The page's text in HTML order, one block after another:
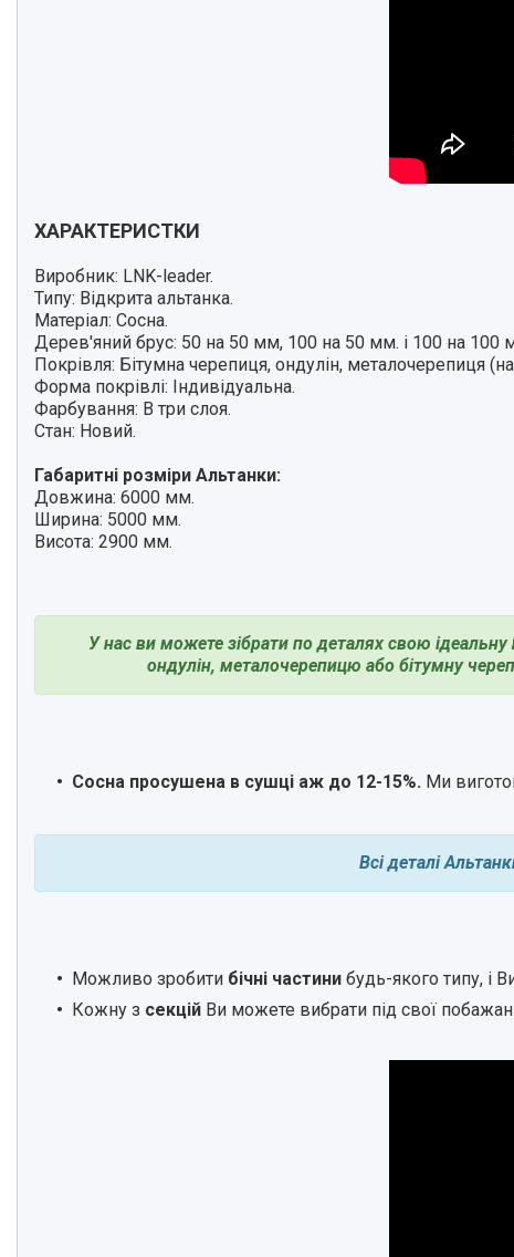
ХАРАКТЕРИСТКИ
Виробник: LNK-leader.
Типу: Відкрита альтанка.
Матеріал: Сосна.
Дерев'яний брус: 50 на 50 мм, 100 на 50 мм. і 100 на 100
Покрівля: Бітумна черепиця, ондулін, металочерепиця
Форма покрівлі: Індивідуальна.
Фарбування: В три слоя.
Стан: Новий.
Габаритні розміри Альтанки:
Довжина: 6000 мм.
Ширина: 5000 мм.
Висота: 2900 мм.
У нас ви можете зібрати по деталях свою
ондулін, металочерепицю або бітумну
Сосна просушена в сушці аж до 12-15%. Ми
Всі деталі
Можливо зробити бічні частини будь-якого типу, і
Кожну з секцій Ви можете вибрати під свої